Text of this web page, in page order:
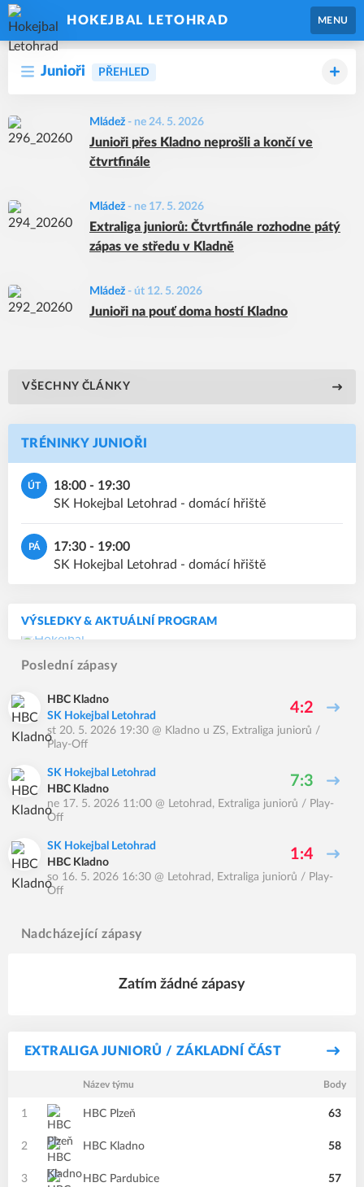
HOKEJBAL LETOHRAD MENU
Junioři PŘEHLED
Mládež - ne 24. 5. 2026
Junioři přes Kladno neprošli a končí ve
čtvrtfinále
Mládež - ne 17. 5. 2026
Extraliga juniorů: Čtvrtfinále rozhodne pátý
zápas ve středu v Kladně
Mládež - út 12. 5. 2026
Junioři na pouť doma hostí Kladno
VŠECHNY ČLÁNKY
TRÉNINKY JUNIOŘI
ÚT
18:00 - 19:30
SK Hokejbal Letohrad - domácí hřiště
PÁ
17:30 - 19:00
SK Hokejbal Letohrad - domácí hřiště
VÝSLEDKY & AKTUÁLNÍ PROGRAM
Poslední zápasy
HBC Kladno
SK Hokejbal Letohrad
4:2
st 20. 5. 2026 19:30 @ Kladno u ZS, Extraliga juniorů /
Play-Off
SK Hokejbal Letohrad
HBC Kladno
7:3
ne 17. 5. 2026 11:00 @ Letohrad , Extraliga juniorů / Play-
Off
SK Hokejbal Letohrad
HBC Kladno
1:4
so 16. 5. 2026 16:30 @ Letohrad , Extraliga juniorů / Play-
Off
Nadcházející zápasy
Zatím žádné zápasy
EXTRALIGA JUNIORŮ / ZÁKLADNÍ ČÁST
Název týmu Body
1 HBC Plzeň 63
2 HBC Kladno 58
3 HBC Pardubice 57